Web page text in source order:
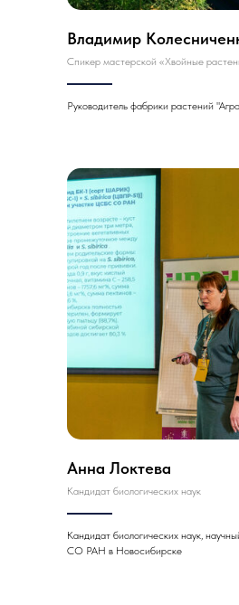
Владимир
Спикер мастерской «Хвойные
Руководитель фабрики растений
Анна Локтева
Кандидат биологических наук
Кандидат биологических наук,
СО РАН в Новосибирске